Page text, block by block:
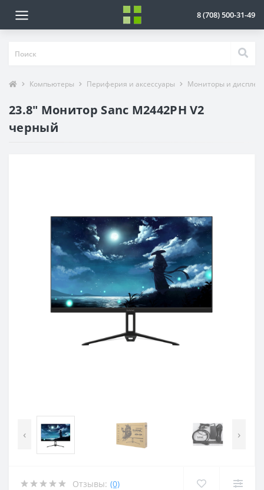
8 (708) 500-31-49
Компьютеры Периферия и аксессуары Мониторы и дисплеи
23.8" Монитор Sanc M2442PH V2
черный
‹ ›
Отзывы: (0)